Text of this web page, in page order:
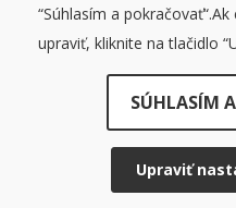
© STAVCOMP
DUFEKSOFT tvorba
“Súhlasím a
upraviť, kliknite na tlačidlo
SÚHLASÍM
Upraviť